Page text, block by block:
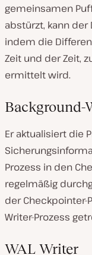
gemeinsamen
abstürzt, kann
indem die
Zeit und der Zeit,
ermittelt wird.
Background-
Er aktualisiert die
Prozess in den
regelmäßig
der Checkpointer-
Writer-Prozess
WAL Writer